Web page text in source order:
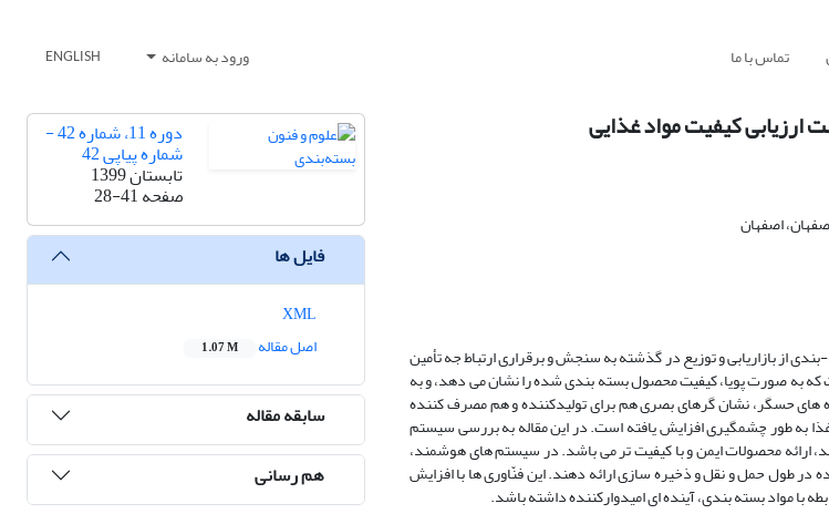
تماس با ما ورود به سامانه ENGLISH
کیفیت مواد غذایی
اصفهان
از بازاریابی و توزیع در گذشته به سنجش و برقراری ارتباط جه تأمین
به صورت پویا، کیفیت محصول بسته بندی شده را نشان می دهد، و به
های حسگر، نشان گرهای بصری هم برای تولیدکننده و هم مصرف کننده
به طور چشمگیری افزایش یافته است. در این مقاله به بررسی سیستم
محصولات ایمن و با کیفیت تر می باشد. در سیستم های هوشمند،
طول حمل و نقل و ذخیره سازی ارائه دهند. این فنّاوری ها با افزایش
با مواد بسته بندی، آینده ای امیدوارکننده داشته باشد.
دوره 11، شماره 42 -
شماره پیاپی 42
تابستان 1399
صفحه28-41
فایل ها
اصل مقاله
1.07 M
سابقه مقاله
هم رسانی